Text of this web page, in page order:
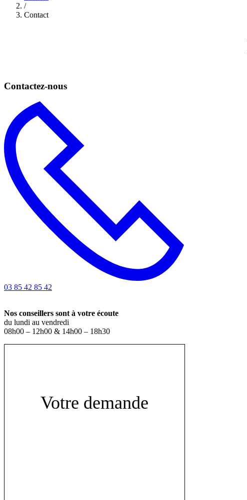
/
Contact
Contactez-nous
03 85 42 85 42
Nos conseillers sont à votre écoute
du lundi au vendredi
08h00 – 12h00 & 14h00 – 18h30
Votre demande